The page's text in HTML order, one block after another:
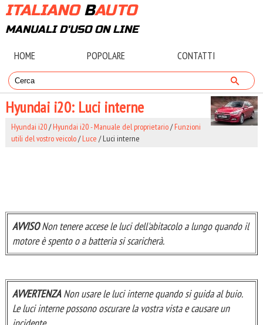
ITALIANOBAUTO
MANUALI D'USO ON LINE
HOME POPOLARE CONTATTI
Hyundai i20: Luci interne
Hyundai i20/Hyundai i20 - Manuale del proprietario/Funzioni
utili del vostro veicolo/Luce / Luci interne
AVVISONon tenere accese le luci dell'abitacolo a lungo quando il
motore è spento o a batteria si scaricherà.
AVVERTENZANon usare le luci interne quando si guida al buio.
Le luci interne possono oscurare la vostra vista e causare un